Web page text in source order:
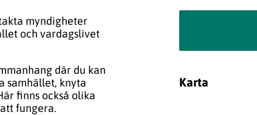
myndigheter
och vardagslivet
där du kan
samhället, knyta
finns också olika
fungera.
Karta